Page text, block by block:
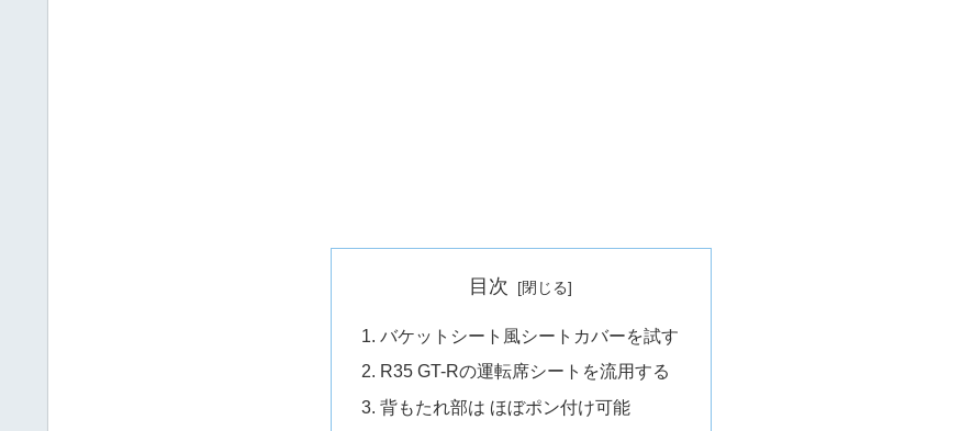
目次
バケットシート風シートカバーを試す
R35 GT-Rの運転席シートを流用する
背もたれ部は ほぼポン付け可能